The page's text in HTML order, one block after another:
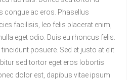
congue ac eros. Phasellus
facilisis, leo felis placerat enim,
eget odio. Duis eu rhoncus felis.
posuere. Sed et justo at elit
sed tortor eget eros lobortis
dolor est, dapibus vitae ipsum